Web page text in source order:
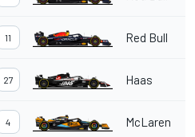
11 Red Bull
27 Haas
4 McLaren